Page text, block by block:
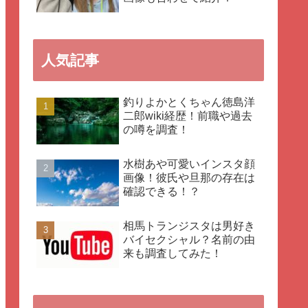
人気記事
釣りよかとくちゃん徳島洋
二郎wiki経歴！前職や過去
の噂を調査！
水樹あや可愛いインスタ顔
画像！彼氏や旦那の存在は
確認できる！？
相馬トランジスタは男好き
バイセクシャル？名前の由
来も調査してみた！